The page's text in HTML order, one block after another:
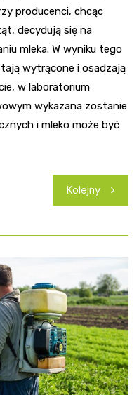
producenci, chcąc
decydują się na
mleka. W wyniku tego
wytrącone i osadzają
w laboratorium
wykazana zostanie
i mleko może być
Kolejny